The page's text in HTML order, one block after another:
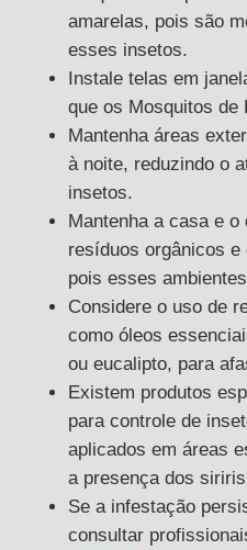
amarelas, pois são
esses insetos.
Instale telas em
que os Mosquitos de
Mantenha áreas
à noite, reduzindo o
insetos.
Mantenha a casa e
resíduos orgânicos e
pois esses
Considere o uso de
como óleos
ou eucalipto, para
Existem produtos
para controle de
aplicados em áreas
a presença dos
Se a infestação
consultar